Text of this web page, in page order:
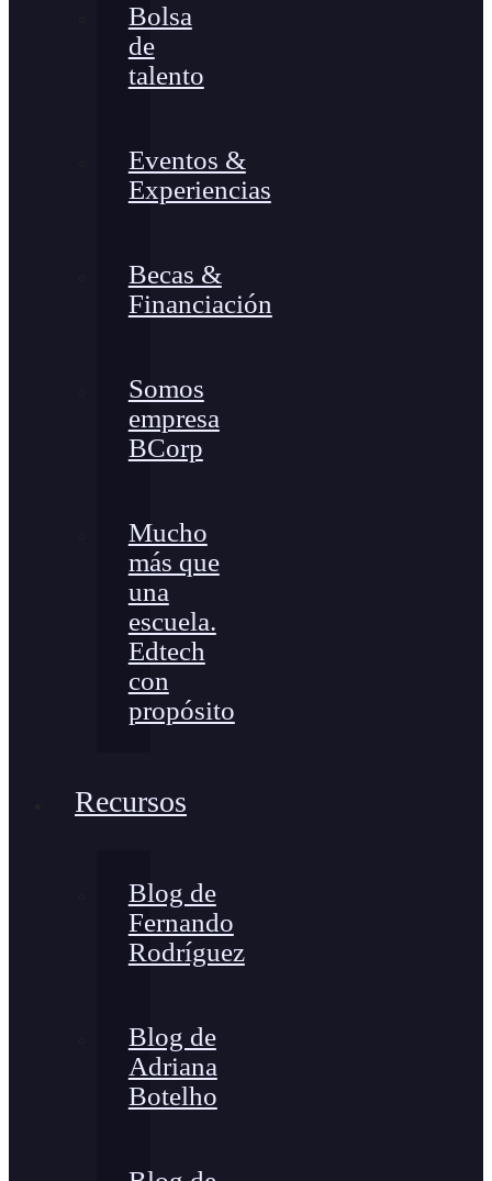
Bolsa
de
talento
Eventos &
Experiencias
Becas &
Financiación
Somos
empresa
BCorp
Mucho
más que
una
escuela.
Edtech
con
propósito
Recursos
Blog de
Fernando
Rodríguez
Blog de
Adriana
Botelho